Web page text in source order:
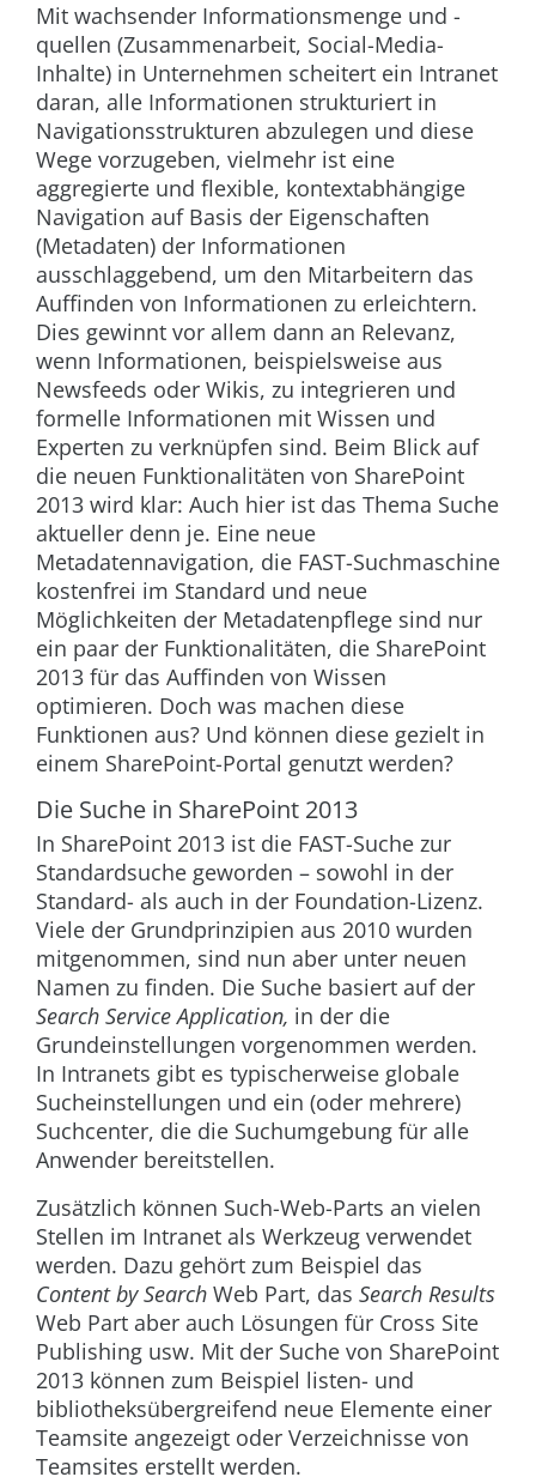
Mit wachsender Informationsmenge und -
quellen (Zusammenarbeit, Social-Media-
Inhalte) in Unternehmen scheitert ein Intranet
daran, alle Informationen strukturiert in
Navigationsstrukturen abzulegen und diese
Wege vorzugeben, vielmehr ist eine
aggregierte und flexible, kontextabhängige
Navigation auf Basis der Eigenschaften
(Metadaten) der Informationen
ausschlaggebend, um den Mitarbeitern das
Auffinden von Informationen zu erleichtern.
Dies gewinnt vor allem dann an Relevanz,
wenn Informationen, beispielsweise aus
Newsfeeds oder Wikis, zu integrieren und
formelle Informationen mit Wissen und
Experten zu verknüpfen sind. Beim Blick auf
die neuen Funktionalitäten von SharePoint
2013 wird klar: Auch hier ist das Thema Suche
aktueller denn je. Eine neue
Metadatennavigation, die FAST-Suchmaschine
kostenfrei im Standard und neue
Möglichkeiten der Metadatenpflege sind nur
ein paar der Funktionalitäten, die SharePoint
2013 für das Auffinden von Wissen
optimieren. Doch was machen diese
Funktionen aus? Und können diese gezielt in
einem SharePoint-Portal genutzt werden?
Die Suche in SharePoint 2013
In SharePoint 2013 ist die FAST-Suche zur
Standardsuche geworden – sowohl in der
Standard- als auch in der Foundation-Lizenz.
Viele der Grundprinzipien aus 2010 wurden
mitgenommen, sind nun aber unter neuen
Namen zu finden. Die Suche basiert auf der
Search Service Application, in der die
Grundeinstellungen vorgenommen werden.
In Intranets gibt es typischerweise globale
Sucheinstellungen und ein (oder mehrere)
Suchcenter, die die Suchumgebung für alle
Anwender bereitstellen.
Zusätzlich können Such-Web-Parts an vielen
Stellen im Intranet als Werkzeug verwendet
werden. Dazu gehört zum Beispiel das
Content by Search Web Part, das Search Results
Web Part aber auch Lösungen für Cross Site
Publishing usw. Mit der Suche von SharePoint
2013 können zum Beispiel listen- und
bibliotheksübergreifend neue Elemente einer
Teamsite angezeigt oder Verzeichnisse von
Teamsites erstellt werden.